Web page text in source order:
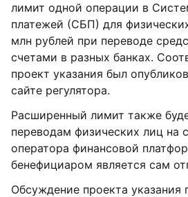
лимит одной операции в
платежей (СБП) для
млн рублей при переводе
счетами в разных банках.
проект указания был
сайте регулятора.
Расширенный лимит также
переводам физических лиц на
оператора финансовой
бенефициаром является сам
Обсуждение проекта указания